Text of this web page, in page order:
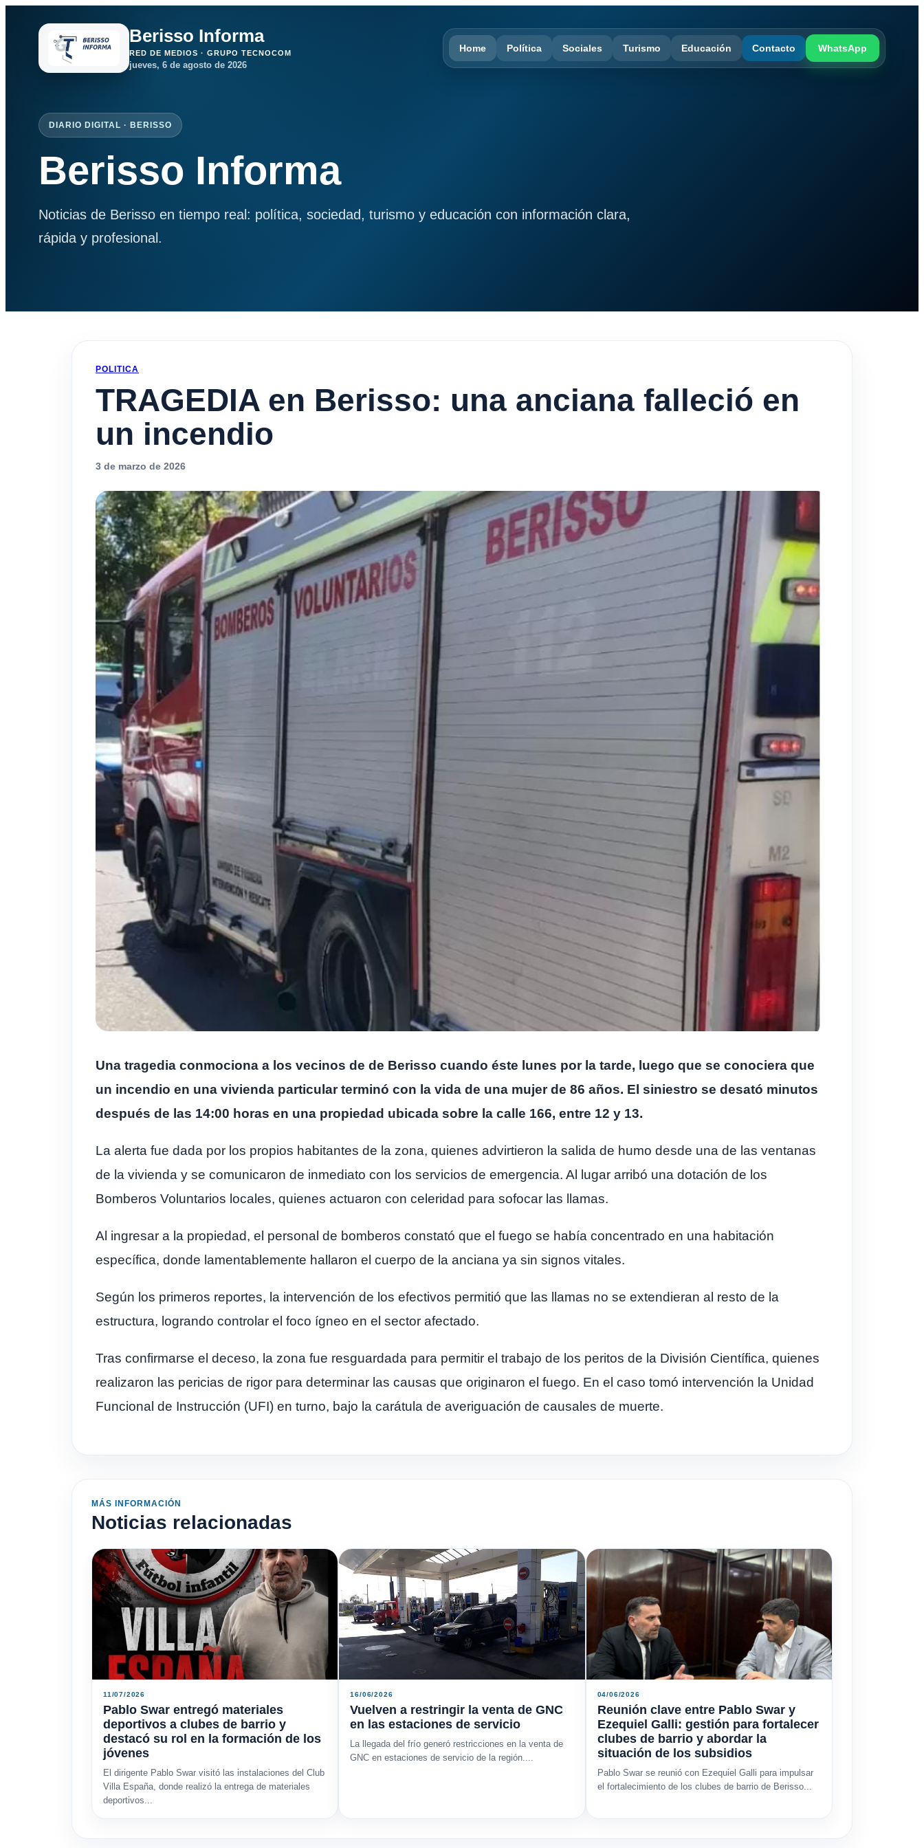
Berisso Informa
RED DE MEDIOS · GRUPO TECNOCOM
jueves, 6 de agosto de 2026
Home Política Sociales Turismo Educación Contacto WhatsApp
DIARIO DIGITAL · BERISSO
Berisso Informa
Noticias de Berisso en tiempo real: política, sociedad, turismo y educación con información clara,
rápida y profesional.
POLITICA
TRAGEDIA en Berisso: una anciana falleció en
un incendio
3 de marzo de 2026
Una tragedia conmociona a los vecinos de de Berisso cuando éste lunes por la tarde, luego que se conociera que
un incendio en una vivienda particular terminó con la vida de una mujer de 86 años. El siniestro se desató minutos
después de las 14:00 horas en una propiedad ubicada sobre la calle 166, entre 12 y 13.
La alerta fue dada por los propios habitantes de la zona, quienes advirtieron la salida de humo desde una de las ventanas
de la vivienda y se comunicaron de inmediato con los servicios de emergencia. Al lugar arribó una dotación de los
Bomberos Voluntarios locales, quienes actuaron con celeridad para sofocar las llamas.
Al ingresar a la propiedad, el personal de bomberos constató que el fuego se había concentrado en una habitación
específica, donde lamentablemente hallaron el cuerpo de la anciana ya sin signos vitales.
Según los primeros reportes, la intervención de los efectivos permitió que las llamas no se extendieran al resto de la
estructura, logrando controlar el foco ígneo en el sector afectado.
Tras confirmarse el deceso, la zona fue resguardada para permitir el trabajo de los peritos de la División Científica, quienes
realizaron las pericias de rigor para determinar las causas que originaron el fuego. En el caso tomó intervención la Unidad
Funcional de Instrucción (UFI) en turno, bajo la carátula de averiguación de causales de muerte.
MÁS INFORMACIÓN
Noticias relacionadas
11/07/2026
Pablo Swar entregó materiales
deportivos a clubes de barrio y
destacó su rol en la formación de los
jóvenes
El dirigente Pablo Swar visitó las instalaciones del Club
Villa España, donde realizó la entrega de materiales
deportivos...
16/06/2026
Vuelven a restringir la venta de GNC
en las estaciones de servicio
La llegada del frío generó restricciones en la venta de
GNC en estaciones de servicio de la región....
04/06/2026
Reunión clave entre Pablo Swar y
Ezequiel Galli: gestión para fortalecer
clubes de barrio y abordar la
situación de los subsidios
Pablo Swar se reunió con Ezequiel Galli para impulsar
el fortalecimiento de los clubes de barrio de Berisso...